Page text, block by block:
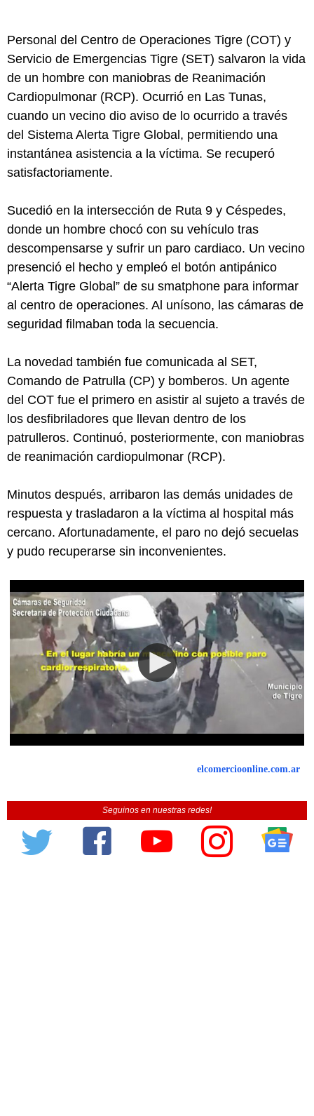
Personal del Centro de Operaciones Tigre (COT) y
Servicio de Emergencias Tigre (SET) salvaron la vida
de un hombre con maniobras de Reanimación
Cardiopulmonar (RCP). Ocurrió en Las Tunas,
cuando un vecino dio aviso de lo ocurrido a través
del Sistema Alerta Tigre Global, permitiendo una
instantánea asistencia a la víctima. Se recuperó
satisfactoriamente.
Sucedió en la intersección de Ruta 9 y Céspedes,
donde un hombre chocó con su vehículo tras
descompensarse y sufrir un paro cardiaco. Un vecino
presenció el hecho y empleó el botón antipánico
“Alerta Tigre Global” de su smatphone para informar
al centro de operaciones. Al unísono, las cámaras de
seguridad filmaban toda la secuencia.
La novedad también fue comunicada al SET,
Comando de Patrulla (CP) y bomberos. Un agente
del COT fue el primero en asistir al sujeto a través de
los desfibriladores que llevan dentro de los
patrulleros. Continuó, posteriormente, con maniobras
de reanimación cardiopulmonar (RCP).
Minutos después, arribaron las demás unidades de
respuesta y trasladaron a la víctima al hospital más
cercano. Afortunadamente, el paro no dejó secuelas
y pudo recuperarse sin inconvenientes.
elcomercioonline.com.ar
Seguinos en nuestras redes!